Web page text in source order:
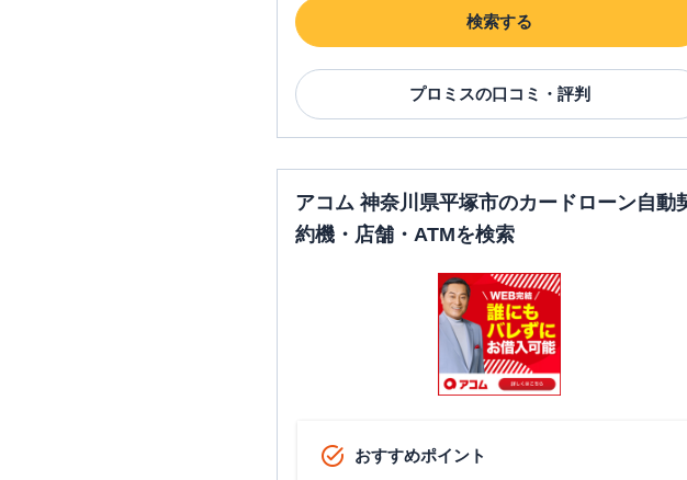
検索する
プロミスの口コミ・評判
アコム 神奈川県平塚市のカードローン自動
約機・店舗・ATMを検索
おすすめポイント